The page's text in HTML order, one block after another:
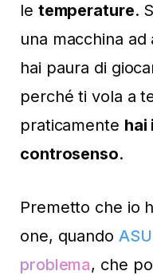
le temperature.
una macchina
hai paura di
perché ti vola a
praticamente hai
controsenso.
Premetto che io
one, quando
problema, che